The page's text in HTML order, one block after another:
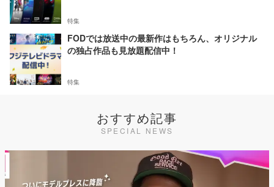
特集
FODでは放送中の最新作はもちろん、オリジナル
の独占作品も見放題配信中！
特集
おすすめ記事
SPECIAL NEWS